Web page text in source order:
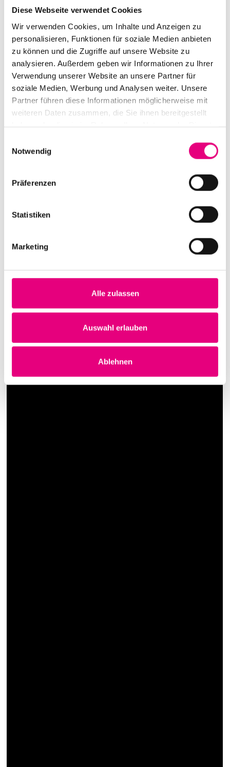
Diese Webseite verwendet Cookies
Wir verwenden Cookies, um Inhalte und Anzeigen zu
personalisieren, Funktionen für soziale Medien anbieten
zu können und die Zugriffe auf unsere Website zu
analysieren. Außerdem geben wir Informationen zu Ihrer
Verwendung unserer Website an unsere Partner für
soziale Medien, Werbung und Analysen weiter. Unsere
Partner führen diese Informationen möglicherweise mit
weiteren Daten zusammen, die Sie ihnen bereitgestellt
Notwendig
Präferenzen
Statistiken
Marketing
Alle zulassen
Auswahl erlauben
Ablehnen
Davis. Das nennt man dann wohl ein Festival-Highlight